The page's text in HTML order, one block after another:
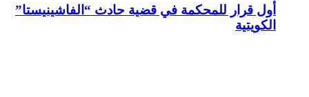
أول قرار للمحكمة في قضية حادث “الفاشينيستا”
الكويتية